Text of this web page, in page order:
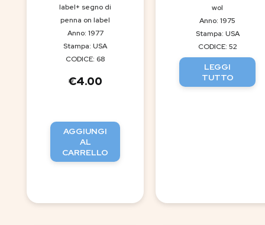
label+ segno di
penna on label
Anno: 1977
Stampa: USA
CODICE: 68
€4.00
AGGIUNGI
AL
CARRELLO
wol
Anno: 1975
Stampa: USA
CODICE: 52
LEGGI
TUTTO